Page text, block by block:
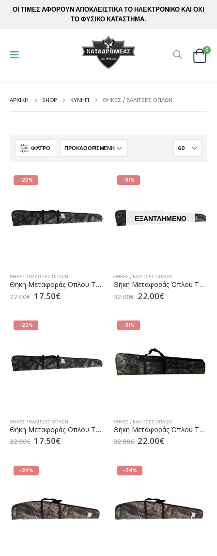
ΟΙ ΤΙΜΕΣ ΑΦΟΡΟΥΝ ΑΠΟΚΛΕΙΣΤΙΚΑ ΤΟ ΗΛΕΚΤΡΟΝΙΚΟ ΚΑΙ ΟΧΙ
ΤΟ ΦΥΣΙΚΟ ΚΑΤΑΣΤΗΜΑ.
0
ΑΡΧΙΚΉ SHOP ΚΥΝΗΓΙ ΘΉΚΕΣ / ΒΑΛΊΤΣΕΣ ΌΠΛΩΝ
ΦΊΛΤΡΟ
-20%
ΘΉΚΕΣ / ΒΑΛΊΤΣΕΣ ΌΠΛΩΝ
Θήκη Μεταφοράς Όπλου TFK 001 110cm Camo
22.00€ 17.50€
-31%
ΕΞΑΝΤΛΗΜΈΝΟ
ΘΉΚΕΣ / ΒΑΛΊΤΣΕΣ ΌΠΛΩΝ
Θήκη Μεταφοράς Όπλου TFK 001 120cm Camo
32.00€ 22.00€
-20%
ΘΉΚΕΣ / ΒΑΛΊΤΣΕΣ ΌΠΛΩΝ
Θήκη Μεταφοράς Όπλου TFK 001 130cm Camo
22.00€ 17.50€
-31%
ΘΉΚΕΣ / ΒΑΛΊΤΣΕΣ ΌΠΛΩΝ
Θήκη Μεταφοράς Όπλου TFK 001 90cm Camo
32.00€ 22.00€
-24% -24%